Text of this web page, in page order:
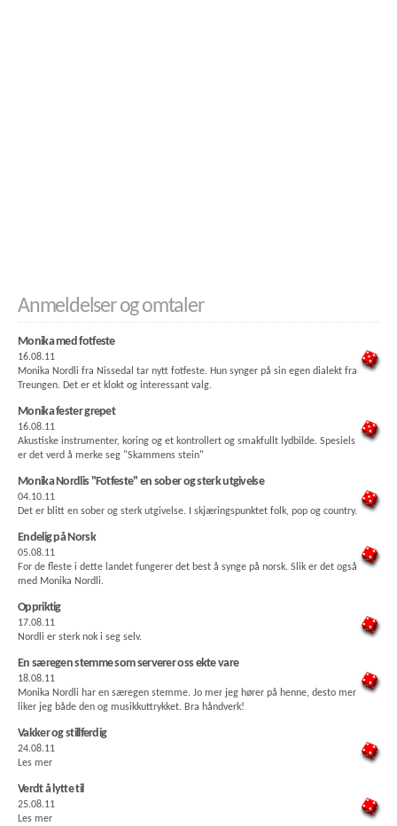
Anmeldelser og omtaler
Monika med fotfeste
16.08.11
Monika Nordli fra Nissedal tar nytt fotfeste. Hun synger på sin egen dialekt fra
Treungen. Det er et klokt og interessant valg.
Monika fester grepet
16.08.11
Akustiske instrumenter, koring og et kontrollert og smakfullt lydbilde. Spesiels
er det verd å merke seg "Skammens stein"
Monika Nordlis "Fotfeste" en sober og sterk utgivelse
04.10.11
Det er blitt en sober og sterk utgivelse. I skjæringspunktet folk, pop og country.
Endelig på Norsk
05.08.11
For de fleste i dette landet fungerer det best å synge på norsk. Slik er det også
med Monika Nordli.
Oppriktig
17.08.11
Nordli er sterk nok i seg selv.
En særegen stemme som serverer oss ekte vare
18.08.11
Monika Nordli har en særegen stemme. Jo mer jeg hører på henne, desto mer
liker jeg både den og musikkuttrykket. Bra håndverk!
Vakker og stillferdig
24.08.11
Les mer
Verdt å lytte til
25.08.11
Les mer